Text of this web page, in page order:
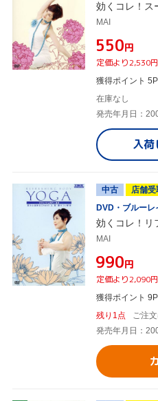
効くコレ！ス
MAI
¥550円
定価より2,530
獲得ポイント 5P
在庫なし
発売年月日：
入荷
中古
店舗受
DVD・ブルーレ
効くコレ！リ
MAI
¥990円
定価より2,090
獲得ポイント 9P
残り1点
ご注
発売年月日：